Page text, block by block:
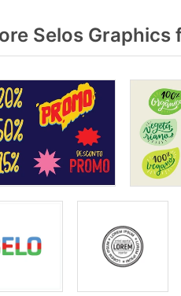
Selos